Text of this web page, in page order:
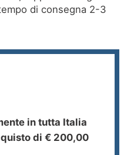
di consegna 2-3
in tutta Italia
di € 200,00